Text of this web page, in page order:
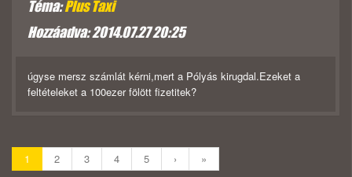
Téma:Plus Taxi
Hozzáadva: 2014.07.27 20:25
úgyse mersz számlát kérni,mert a Pólyás kirugdal.Ezeket a
feltételeket a 100ezer fölött fizetitek?
1 2 3 4 5 › »